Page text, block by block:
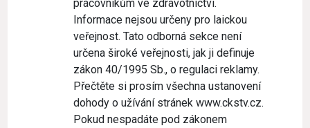
pracovníkům ve zdravotnictví.
Informace nejsou určeny pro laickou
veřejnost. Tato odborná sekce není
určena široké veřejnosti, jak ji definuje
zákon 40/1995 Sb., o regulaci reklamy.
Přečtěte si prosím všechna ustanovení
dohody o užívání stránek www.ckstv.cz.
Pokud nespadáte pod zákonem